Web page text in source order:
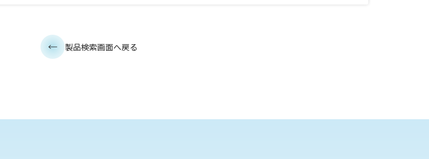
製品検索画面へ戻る